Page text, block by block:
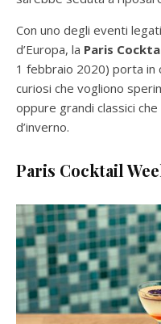
Con uno degli eventi
d’Europa, la Paris
1 febbraio 2020) porta in
curiosi che vogliono
oppure grandi classici
d’inverno.
Paris Cocktail